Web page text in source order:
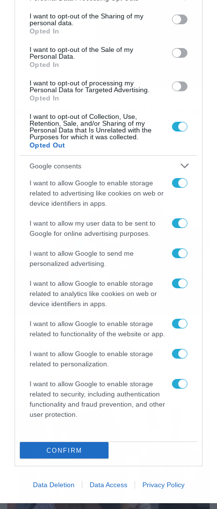
not limited to your visit or usage behaviour. You may click to
grant or deny consent to Google and its third-party tags to
use your data for below specified purposes in below Google
consent section.
I want to opt-out of the Sharing of my
personal data.
Opted In
I want to opt-out of the Sale of my
Personal Data.
Opted In
I want to opt-out of processing my
Personal Data for Targeted Advertising.
Opted In
I want to opt-out of Collection, Use,
Retention, Sale, and/or Sharing of my
Personal Data that Is Unrelated with the
Purposes for which it was collected.
Opted Out
Google consents
I want to allow Google to enable storage
related to advertising like cookies on web or
device identifiers in apps.
I want to allow my user data to be sent to
Google for online advertising purposes.
I want to allow Google to send me
personalized advertising.
I want to allow Google to enable storage
related to analytics like cookies on web or
device identifiers in apps.
I want to allow Google to enable storage
related to functionality of the website or app.
I want to allow Google to enable storage
related to personalization.
I want to allow Google to enable storage
related to security, including authentication
functionality and fraud prevention, and other
user protection.
CONFIRM
Data Deletion Data Access Privacy Policy
23/09/2016 14:35
Κυκλοφόρησε το νέο iPhone 7 δείτε πόσο
κοστίζει!
Κυκλοφόρησε σήμερα στη χώρα μας με τιμή να καίει.
iPhone 7 32GB: €819,00iPhone 7 128GB: €939,00iPhone 7
256GB: €1.049,00iPhone 7 Plus 32GB: €969,00iPhone 7
Plus 128GB: €1.079,00iPhone 7 Plus 256GB: €1.189,00
17/09/2016 13:02
Προσπάθησε να λυγίσει και να κάψει την
οθόνη του iPhone και δείτε τι έγινε (vid)
Ένας γνωστός Youtuber έκανε ένα πείραμα με το
Προσπάθησε να το γρατζουνίσει να το κάψει αλλά από
όσο θα δείτε το καινούργιο δημιούργημα της Apple δεν
καταλαβαίνει από αυτά. Το παράξενο όμως σε όλα αυτά
ήταν ότι μόλις επιχείρησε αυτός χωρίς δισταγμό να το